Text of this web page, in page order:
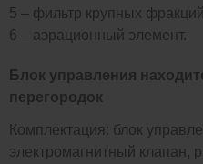
5 – фильтр крупных
6 – аэрационный элемент.
Блок управления
перегородок
Комплектация: блок
электромагнитный клапан,